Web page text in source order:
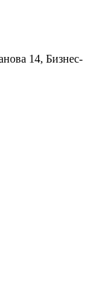
14, Бизнес-